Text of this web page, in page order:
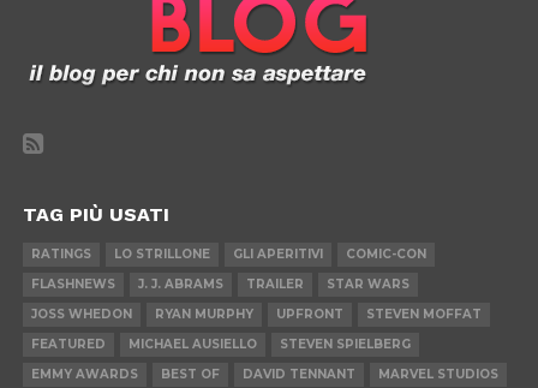
TAG PIÙ USATI
RATINGS LO STRILLONE GLI APERITIVI
COMIC-CON
FLASHNEWS
J. J. ABRAMS TRAILER
STAR WARS
JOSS WHEDON
RYAN MURPHY UPFRONT
STEVEN MOFFAT
FEATURED
MICHAEL AUSIELLO
STEVEN SPIELBERG
EMMY AWARDS
BEST OF DAVID TENNANT
MARVEL STUDIOS